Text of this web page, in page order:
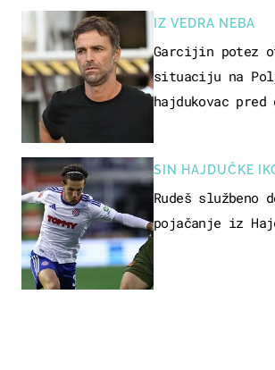
IZ VEDRA NEBA
Garcijin potez
situaciju na
hajdukovac pred
SIN HAJDUČKE
Rudeš službeno
pojačanje iz